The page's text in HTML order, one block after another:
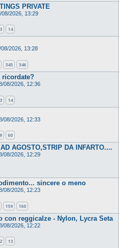
PRIVATE
08/2026, 13:29
14
08/2026, 13:28
345 346
ricordate?
08/2026, 12:36
14
08/2026, 12:33
60
AGOSTO,STRIP DA INFARTO....
08/2026, 12:29
sincere o meno
08/2026, 12:23
159 160
con reggicalze - Nylon, Lycra Seta
08/2026, 12:22
13